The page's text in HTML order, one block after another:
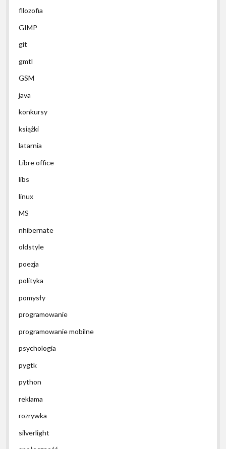
filozofia
GIMP
git
gmtl
GSM
java
konkursy
książki
latarnia
Libre office
libs
linux
MS
nhibernate
oldstyle
poezja
polityka
pomysły
programowanie
programowanie mobilne
psychologia
pygtk
python
reklama
rozrywka
silverlight